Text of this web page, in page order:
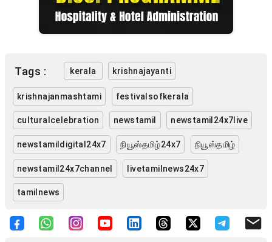
Tags : kerala krishnajayanti
krishnajanmashtami festivalsofkerala
culturalcelebration newstamil newstamil24x7live
newstamildigital24x7 நியூஸ்தமிழ்24x7 நியூஸ்தமிழ்
newstamil24x7channel livetamilnews24x7
tamilnews